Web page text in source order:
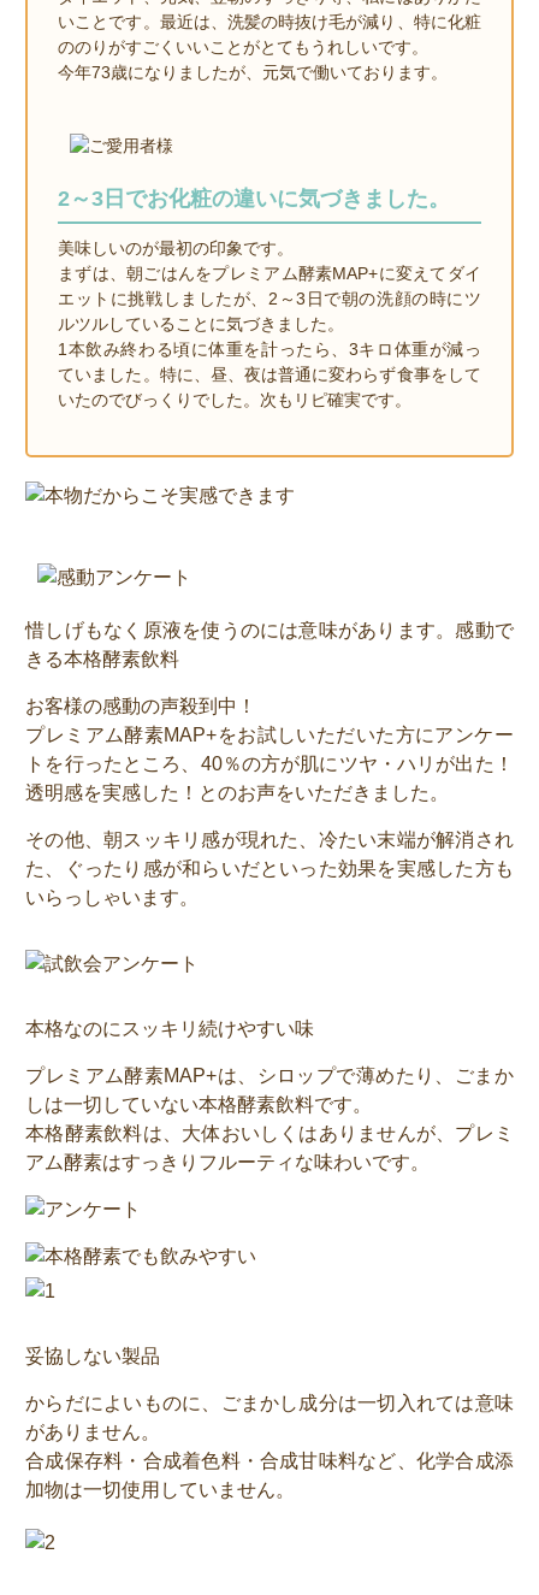
いことです。最近は、洗髪の時抜け毛が減り、特に化粧
ののりがすごくいいことがとてもうれしいです。
今年73歳になりましたが、元気で働いております。
2～3日でお化粧の違いに気づきました。
美味しいのが最初の印象です。
まずは、朝ごはんをプレミアム酵素MAP+に変えてダイ
エットに挑戦しましたが、2～3日で朝の洗顔の時にツ
ルツルしていることに気づきました。
1本飲み終わる頃に体重を計ったら、3キロ体重が減っ
ていました。特に、昼、夜は普通に変わらず食事をして
いたのでびっくりでした。次もリピ確実です。
惜しげもなく原液を使うのには意味があります。感動で
きる本格酵素飲料
お客様の感動の声殺到中！
プレミアム酵素MAP+をお試しいただいた方にアンケー
トを行ったところ、40％の方が肌にツヤ・ハリが出た！
透明感を実感した！とのお声をいただきました。
その他、朝スッキリ感が現れた、冷たい末端が解消され
た、ぐったり感が和らいだといった効果を実感した方も
いらっしゃいます。
本格なのにスッキリ続けやすい味
プレミアム酵素MAP+は、シロップで薄めたり、ごまか
しは一切していない本格酵素飲料です。
本格酵素飲料は、大体おいしくはありませんが、プレミ
アム酵素はすっきりフルーティな味わいです。
妥協しない製品
からだによいものに、ごまかし成分は一切入れては意味
がありません。
合成保存料・合成着色料・合成甘味料など、化学合成添
加物は一切使用していません。